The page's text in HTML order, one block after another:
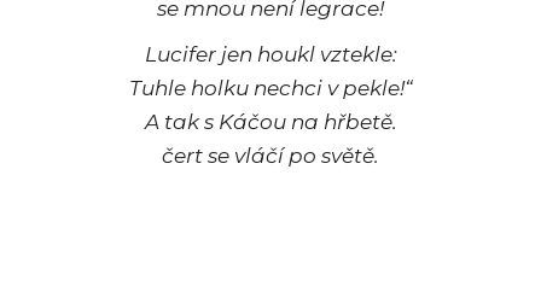
se mnou není legrace!
Lucifer jen houkl vztekle:
Tuhle holku nechci v pekle!“
A tak s Káčou na hřbetě.
čert se vláčí po světě.